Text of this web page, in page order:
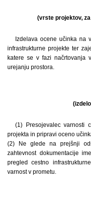
(vrste projektov,
Izdelava ocene učinka na
infrastrukturne projekte ter
katere se v fazi načrtovanja
urejanju prostora.
(1) Presojevalec varnosti
projekta in pripravi oceno
(2) Ne glede na prejšnji
zahtevnost dokumentacije
pregled cestno
varnost v prometu.